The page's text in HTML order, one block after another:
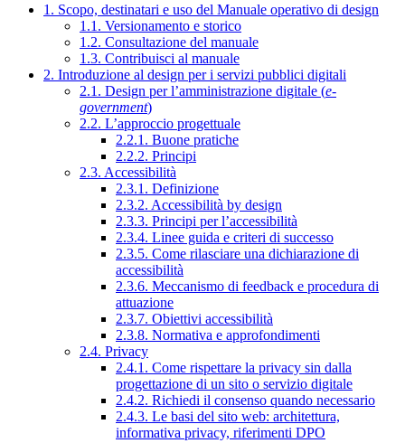
1. Scopo, destinatari e uso del Manuale operativo di design
1.1. Versionamento e storico
1.2. Consultazione del manuale
1.3. Contribuisci al manuale
2. Introduzione al design per i servizi pubblici digitali
2.1. Design per l’amministrazione digitale (e-
government)
2.2. L’approccio progettuale
2.2.1. Buone pratiche
2.2.2. Principi
2.3. Accessibilità
2.3.1. Definizione
2.3.2. Accessibilità by design
2.3.3. Principi per l’accessibilità
2.3.4. Linee guida e criteri di successo
2.3.5. Come rilasciare una dichiarazione di
accessibilità
2.3.6. Meccanismo di feedback e procedura di
attuazione
2.3.7. Obiettivi accessibilità
2.3.8. Normativa e approfondimenti
2.4. Privacy
2.4.1. Come rispettare la privacy sin dalla
progettazione di un sito o servizio digitale
2.4.2. Richiedi il consenso quando necessario
2.4.3. Le basi del sito web: architettura,
informativa privacy, riferimenti DPO